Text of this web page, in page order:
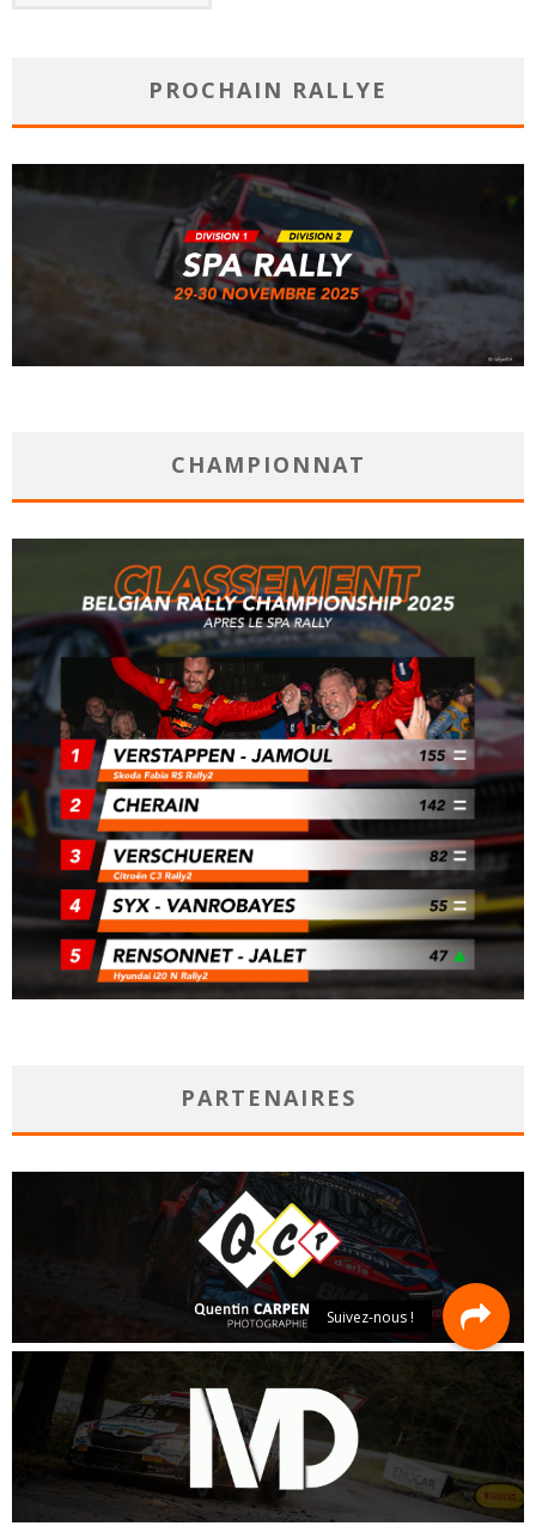
PROCHAIN RALLYE
CHAMPIONNAT
PARTENAIRES